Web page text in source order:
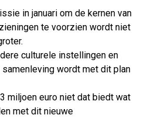
in januari om de kernen van
te voorzien wordt niet
culturele instellingen en
wordt met dit plan
miljoen euro niet dat biedt wat
met dit nieuwe